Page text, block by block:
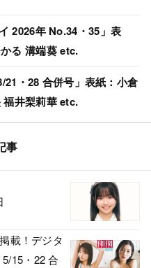
2026年 No.34・35」表
る 溝端葵 etc.
21・28 合併号」表紙：小倉
福井梨莉華 etc.
事
載！デジタ
15・22 合